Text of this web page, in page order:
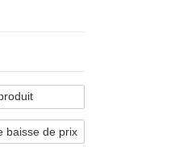
baisse de prix